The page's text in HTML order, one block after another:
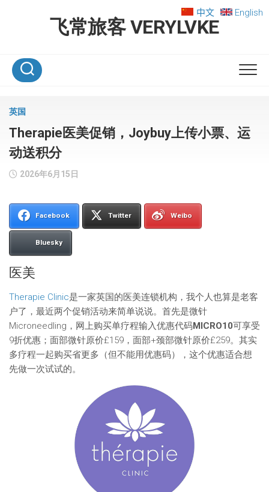
飞常旅客 VERYLVKE
中文 English
英国
Therapie医美促销，Joybuy上传小票、运
动送积分
2026年6月15日
Facebook Twitter Weibo
Bluesky
医美
Therapie Clinic是一家英国的医美连锁机构，我个人也算是老客
户了，最近两个促销活动来简单说说。首先是微针
Microneedling，网上购买单疗程输入优惠代码MICRO10可享受
9折优惠；面部微针原价£159，面部+颈部微针原价£259。其实
多疗程一起购买省更多（但不能用优惠码），这个优惠适合想
先做一次试试的。